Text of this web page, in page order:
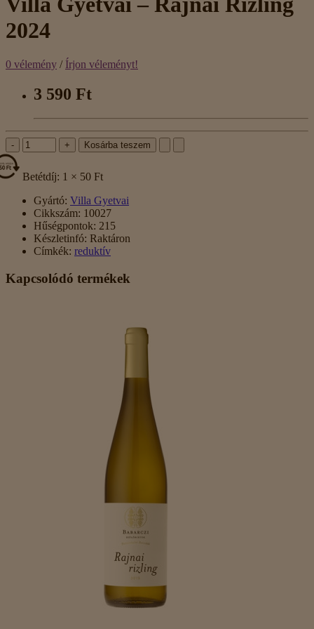
2024
0 vélemény / Írjon véleményt!
3 590 Ft
- + Kosárba teszem
Betétdíj: 1 × 50 Ft
Gyártó: Villa Gyetvai
Cikkszám: 10027
Hűségpontok: 215
Készletinfó: Raktáron
Címkék: reduktív
Kapcsolódó termékek